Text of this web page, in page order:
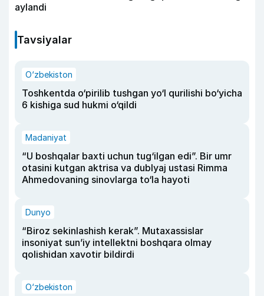
aylandi
Tavsiyalar
O‘zbekiston
Toshkentda o‘pirilib tushgan yo‘l qurilishi bo‘yicha
6 kishiga sud hukmi o‘qildi
Madaniyat
“U boshqalar baxti uchun tug‘ilgan edi”. Bir umr
otasini kutgan aktrisa va dublyaj ustasi Rimma
Ahmedovaning sinovlarga to‘la hayoti
Dunyo
“Biroz sekinlashish kerak”. Mutaxassislar
insoniyat sun’iy intellektni boshqara olmay
qolishidan xavotir bildirdi
O‘zbekiston